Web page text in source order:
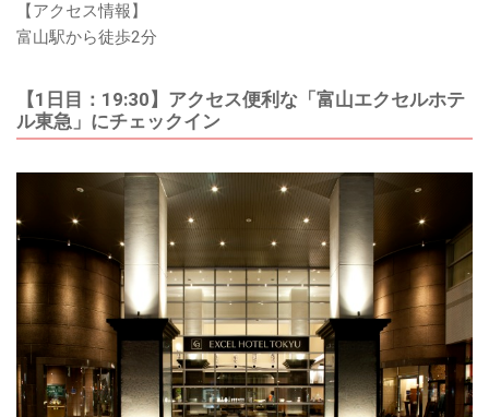
【アクセス情報】
富山駅から徒歩2分
【1日目：19:30】アクセス便利な「富山エクセルホテ
ル東急」にチェックイン